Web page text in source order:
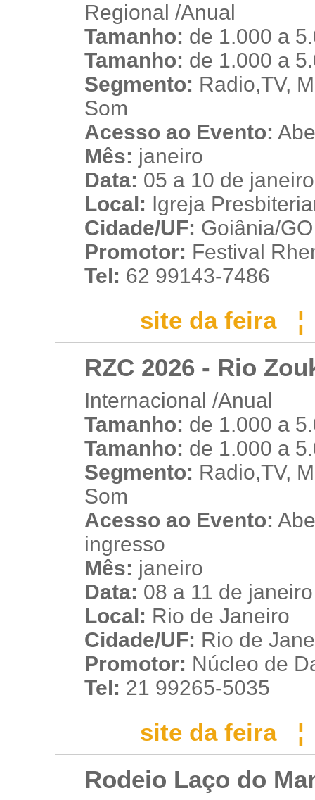
Regional /Anual
Tamanho: de 1.000 a
Tamanho: de 1.000 a
Segmento: Radio,TV,
Som
Acesso ao Evento:
Mês: janeiro
Data: 05 a 10 de
Local: Igreja
Cidade/UF: Goiânia/
Promotor: Festival
Tel: 62 99143-7486
site da feira
RZC 2026 - Rio
Internacional /Anual
Tamanho: de 1.000 a
Tamanho: de 1.000 a
Segmento: Radio,TV,
Som
Acesso ao Evento:
ingresso
Mês: janeiro
Data: 08 a 11 de
Local: Rio de Janeiro
Cidade/UF: Rio de
Promotor: Núcleo de
Tel: 21 99265-5035
site da feira
Rodeio Laço do